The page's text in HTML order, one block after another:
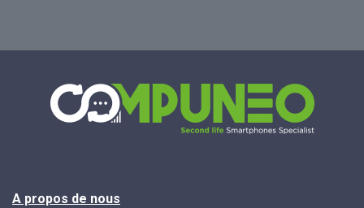
A propos de nous